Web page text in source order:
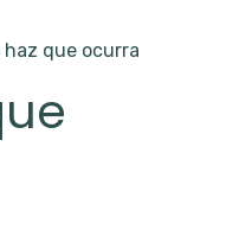
haz que ocurra